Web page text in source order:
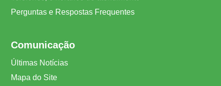
Perguntas e Respostas Frequentes
Comunicação
Últimas Notícias
Mapa do Site